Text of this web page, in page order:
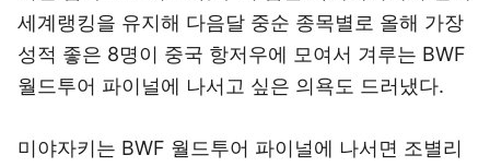
세계랭킹을 유지해 다음달 중순 종목별로 올해 가장
성적 좋은 8명이 중국 항저우에 모여서 겨루는 BWF
월드투어 파이널에 나서고 싶은 의욕도 드러냈다.
미야자키는 BWF 월드투어 파이널에 나서면 조별리